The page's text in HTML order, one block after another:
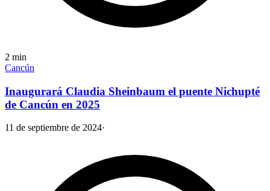
2 min
Cancún
Inaugurará Claudia Sheinbaum el puente Nichupté
de Cancún en 2025
11 de septiembre de 2024·